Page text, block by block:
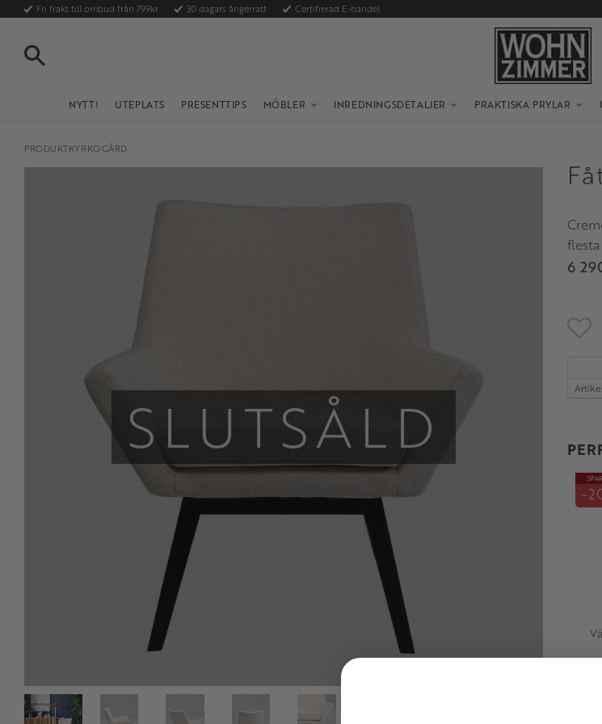
Fri frakt till ombud från 799kr 30 dagars ångerrätt Certifierad E-handel
NYTT! UTEPLATS PRESENTTIPS MÖBLER INREDNINGSDETALJER PRAKTISKA PRYLAR
PRODUKTKYRKOGÅRD
SLUTSÅLD
6
Lägg